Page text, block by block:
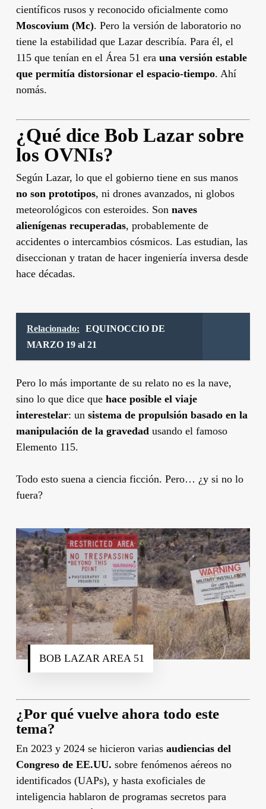
científicos rusos y reconocido oficialmente como
Moscovium (Mc). Pero la versión de laboratorio no
tiene la estabilidad que Lazar describía. Para él, el
115 que tenían en el Área 51 era una versión estable
que permitía distorsionar el espacio-tiempo. Ahí
nomás.
¿Qué dice Bob Lazar sobre
los OVNIs?
Según Lazar, lo que el gobierno tiene en sus manos
no son prototipos, ni drones avanzados, ni globos
meteorológicos con esteroides. Son naves
alienígenas recuperadas, probablemente de
accidentes o intercambios cósmicos. Las estudian, las
diseccionan y tratan de hacer ingeniería inversa desde
hace décadas.
Relacionado:
EQUINOCCIO DE
MARZO 19 al 21
Pero lo más importante de su relato no es la nave,
sino lo que dice que hace posible el viaje
interestelar: un sistema de propulsión basado en la
manipulación de la gravedad usando el famoso
Elemento 115.
Todo esto suena a ciencia ficción. Pero… ¿y si no lo
fuera?
BOB LAZAR AREA 51
¿Por qué vuelve ahora todo este
tema?
En 2023 y 2024 se hicieron varias audiencias del
Congreso de EE.UU. sobre fenómenos aéreos no
identificados (UAPs), y hasta exoficiales de
inteligencia hablaron de programas secretos para